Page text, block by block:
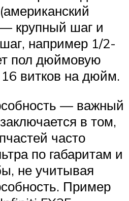
крупный шаг и
например 1/2-
пол дюймовую
витков на дюйм.
— важный
в том,
часто
по габаритам и
не учитывая
Пример